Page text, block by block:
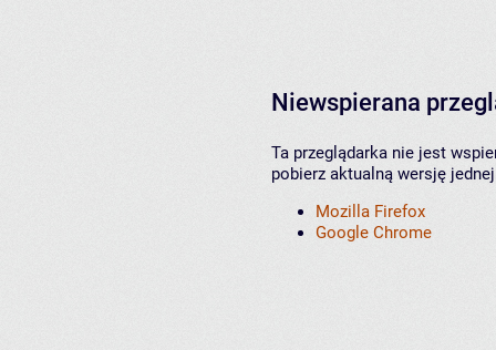
Niewspierana
Ta przeglądarka nie jest
pobierz aktualną wersję
Mozilla Firefox
Google Chrome